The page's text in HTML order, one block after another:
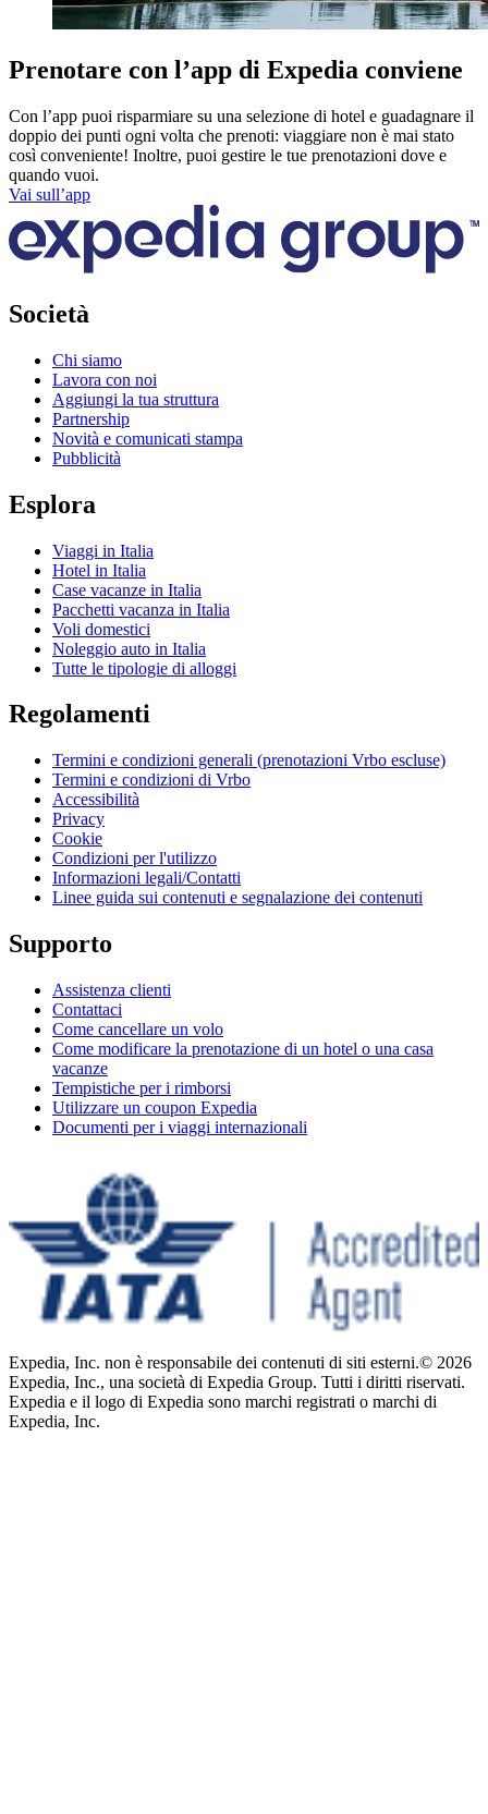
Prenotare con l’app di Expedia conviene
Con l’app puoi risparmiare su una selezione di hotel e guadagnare il
doppio dei punti ogni volta che prenoti: viaggiare non è mai stato
così conveniente! Inoltre, puoi gestire le tue prenotazioni dove e
quando vuoi.
Vai sull’app
Società
Chi siamo
Lavora con noi
Aggiungi la tua struttura
Partnership
Novità e comunicati stampa
Pubblicità
Esplora
Viaggi in Italia
Hotel in Italia
Case vacanze in Italia
Pacchetti vacanza in Italia
Voli domestici
Noleggio auto in Italia
Tutte le tipologie di alloggi
Regolamenti
Termini e condizioni generali (prenotazioni Vrbo escluse)
Termini e condizioni di Vrbo
Accessibilità
Privacy
Cookie
Condizioni per l'utilizzo
Informazioni legali/Contatti
Linee guida sui contenuti e segnalazione dei contenuti
Supporto
Assistenza clienti
Contattaci
Come cancellare un volo
Come modificare la prenotazione di un hotel o una casa
vacanze
Tempistiche per i rimborsi
Utilizzare un coupon Expedia
Documenti per i viaggi internazionali
Expedia, Inc. non è responsabile dei contenuti di siti esterni.© 2026
Expedia, Inc., una società di Expedia Group. Tutti i diritti riservati.
Expedia e il logo di Expedia sono marchi registrati o marchi di
Expedia, Inc.